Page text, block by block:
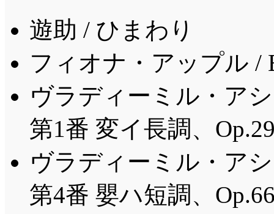
遊助 / ひまわり
フィオナ・アップル /
ヴラディーミル・ア
第1番 変イ長調、
ヴラディーミル・ア
第4番 嬰ハ短調、